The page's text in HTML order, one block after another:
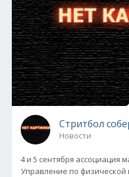
Стритбол
Новости
4 и 5 сентября ассоциация
Управление по физической